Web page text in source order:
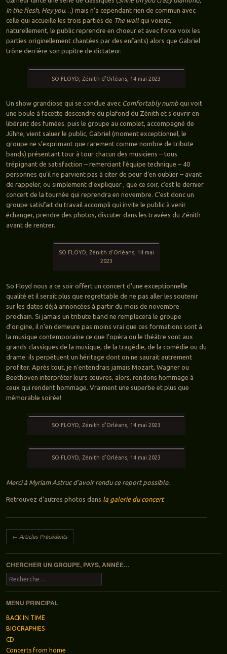
In the flesh, Hey you…) mais n’a cependant rien de commun avec
celle qui accueille les trois parties de The wallqui voient,
naturellement, le public reprendre en choeur et avec force voix les
parties originellement chantées par des enfants) alors que Gabriel
trône derrière son pupitre de dictateur.
SO FLOYD, Zénith d’Orléans, 14 mai 2023
Un show grandiose qui se conclue avec Comfortably numbqui voit
une boule à facette descendre du plafond du Zénith et s’ouvrir en
libérant des fumées. puis le groupe au complet, accompagné de
Jühne, vient saluer le public, Gabriel (moment exceptionnel, le
groupe ne s’exprimant que rarement comme nombre de tribute
bands) présentant tour à tour chacun des musiciens – tous
trépignant de satisfaction – remerciant l’équipe technique – 40
personnes qu’il ne parvient pas à citer de peur d’en oublier – avant
de rappeler, ou simplement d’expliquer , que ce soir, c’est le dernier
concert de la tournée qui reprendra en novembre. C’est donc un
groupe satisfait du travail accompli qui invite le public à venir
échanger, prendre des photos, discuter dans les travées du Zénith
avant de rentrer.
SO FLOYD, Zénith d’Orléans, 14 mai
2023
So Floyd nous a ce soir offert un concert d’une exceptionnelle
qualité et il serait plus que regrettable de ne pas aller les soutenir
sur les dates déjà annoncées à partir du mois de novembre
prochain. Si jamais un tribute band ne remplacera le groupe
d’origine, il n’en demeure pas moins vrai que ces formations sont à
la musique contemporaine ce que l’opéra ou le théâtre sont aux
grands classiques de la musique, de la tragédie, de la comédie ou du
drame: ils perpétuent un héritage dont on ne saurait autrement
profiter. Après tout, je n’entendrais jamais Mozart, Wagner ou
Beethoven interpréter leurs œuvres, alors, rendons hommage à
ceux qui rendent hommage. Vraiment une superbe et plus que
mémorable soirée!
SO FLOYD, Zénith d’Orléans, 14 mai 2023
SO FLOYD, Zénith d’Orléans, 14 mai 2023
Merci à Myriam Astruc d’avoir rendu ce report possible.
Retrouvez d’autres photos dans la galerie du concert
Navigation des articles
← Articles Précédents
CHERCHER UN GROUPE, PAYS, ANNÉE…
Recherche
MENU PRINCIPAL
BACK IN TIME
BIOGRAPHIES
CD
Concerts from home